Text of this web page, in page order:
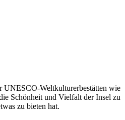
UNESCO-Weltkulturerbestätten wie
Schönheit und Vielfalt der Insel zu
zu bieten hat.